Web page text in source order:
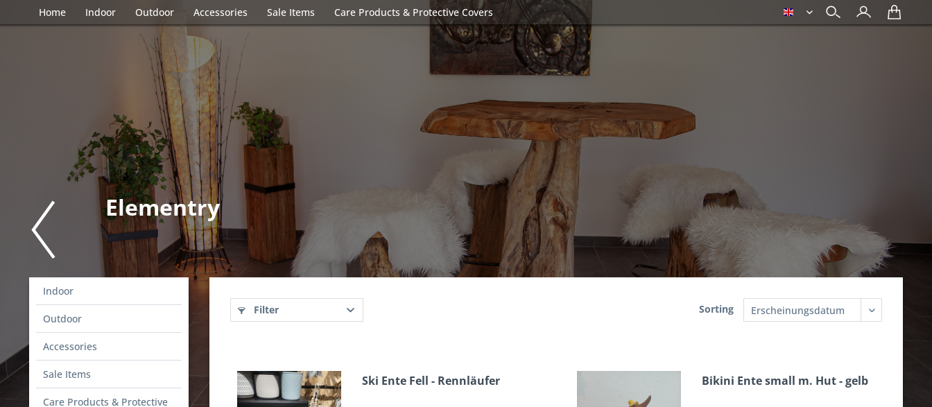
english
Home Indoor Outdoor Accessories Sale Items Care Products & Protective Covers
Elementry
Indoor
Outdoor
Accessories
Sale Items
Care Products & Protective
Filter Sorting
Ski Ente Fell - Rennläufer Bikini Ente small m. Hut - gelb